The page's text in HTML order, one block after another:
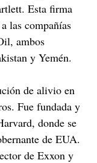
Esta firma
las compañías
ambos
y Yemén.
de alivio en
Fue fundada y
donde se
de EUA.
de Exxon y